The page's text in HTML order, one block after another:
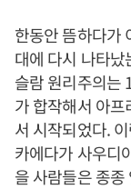
한동안 뜸하다가
대에 다시 나타
슬람 원리주의는
가 합작해서 아
서 시작되었다.
카에다가 사우디
을 사람들은 종종